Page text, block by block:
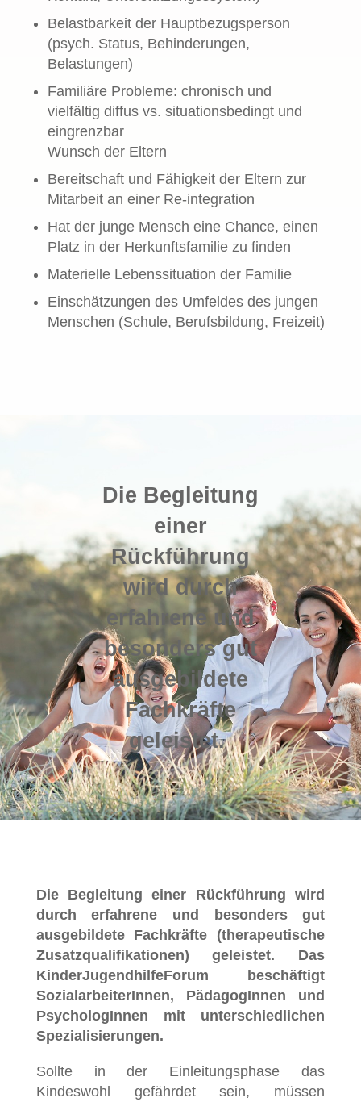
Belastbarkeit der Hauptbezugsperson
(psych. Status, Behinderungen,
Belastungen)
Familiäre Probleme: chronisch und
vielfältig diffus vs. situationsbedingt und
eingrenzbar
Wunsch der Eltern
Bereitschaft und Fähigkeit der Eltern zur
Mitarbeit an einer Re-integration
Hat der junge Mensch eine Chance, einen
Platz in der Herkunftsfamilie zu finden
Materielle Lebenssituation der Familie
Einschätzungen des Umfeldes des jungen
Menschen (Schule, Berufsbildung, Freizeit)
Die Begleitung
einer
Rückführung
wird durch
erfahrene und
besonders gut
ausgebildete
Fachkräfte
geleistet.
Die Begleitung einer Rückführung wird
durch erfahrene und besonders gut
ausgebildete Fachkräfte (therapeutische
Zusatzqualifikationen) geleistet. Das
KinderJugendhilfeForum beschäftigt
SozialarbeiterInnen, PädagogInnen und
PsychologInnen mit unterschiedlichen
Spezialisierungen.
Sollte in der Einleitungsphase das
Kindeswohl gefährdet sein, müssen